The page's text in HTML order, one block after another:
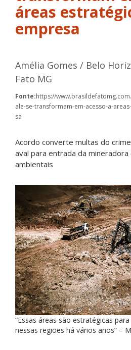
áreas
empresa
Amélia Gomes / Belo
Fato MG
Fonte:https://
ale-se-transformam-em-acesso-a-
sa
Acordo converte multas do
aval para entrada da
ambientais
“Essas áreas são estratégicas
nessas regiões há vários anos” –